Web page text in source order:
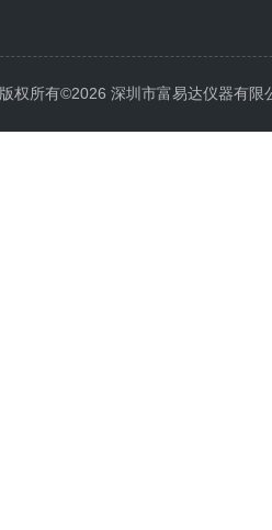
版权所有©2026 深圳市富易达仪器有